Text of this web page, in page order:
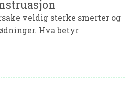
veldig sterke smerter og
Hva betyr